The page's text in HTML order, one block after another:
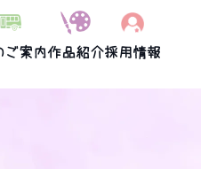
ご案内作品紹介採用情報